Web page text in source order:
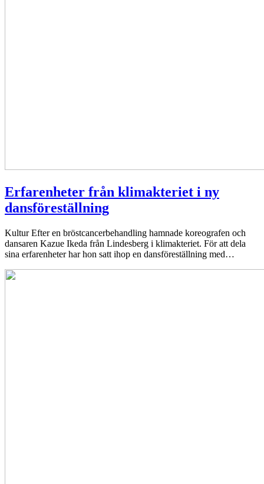
Erfarenheter från klimakteriet i ny
dansföreställning
Kultur Efter en bröstcancerbehandling hamnade koreografen och
dansaren Kazue Ikeda från Lindesberg i klimakteriet. För att dela
sina erfarenheter har hon satt ihop en dansföreställning med…